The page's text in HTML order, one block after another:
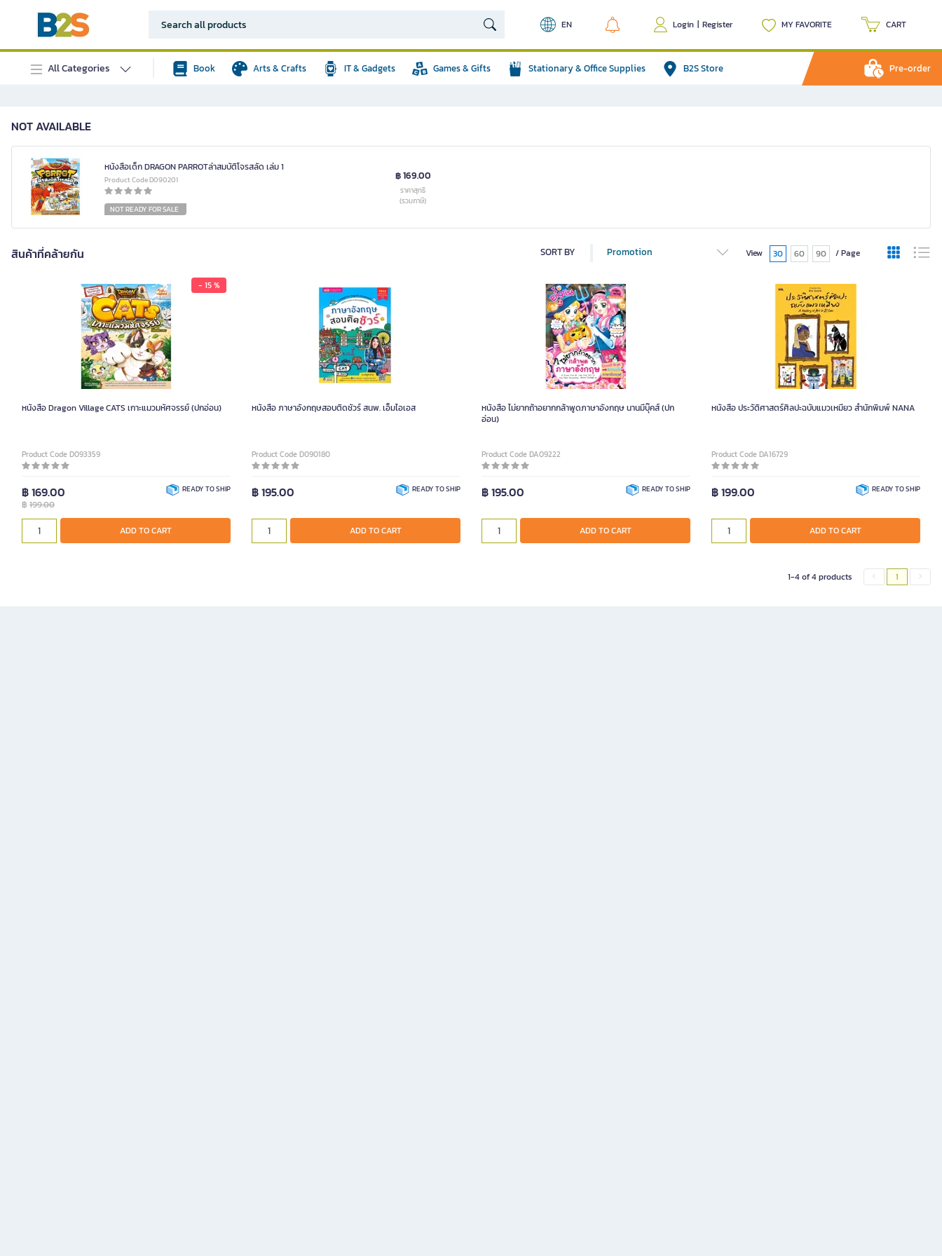
EN Login | Register MY FAVORITE CART
All Categories Book Arts & Crafts IT & Gadgets Games & Gifts Stationary & Office Supplies B2S Store Pre-order
NOT AVAILABLE
หนังสือเด็ก DRAGON PARROTล่าสมบัติโจรสลัด เล่ม 1
Product Code D090201
NOT READY FOR SALE
฿ 169.00
ราคาสุทธิ
(รวมภาษี)
สินค้าที่คล้ายกัน SORT BY Promotion View 30 60 90 / Page
- 15 %
หนังสือ Dragon Village CATS เกาะแมวมหัศจรรย์ (ปกอ่อน)
Product Code D093359
฿ 169.00
฿ 199.00
READY TO SHIP
ADD TO CART
หนังสือ ภาษาอังกฤษสอบติดชัวร์ สนพ. เอ็มไอเอส
Product Code D090180
฿ 195.00 READY TO SHIP
ADD TO CART
หนังสือ ไม่ยากถ้าอยากกล้าพูดภาษาอังกฤษ นานมีบุ๊คส์ (ปก
อ่อน)
Product Code DA09222
฿ 195.00 READY TO SHIP
ADD TO CART
หนังสือ ประวัติศาสตร์ศิลปะฉบับแมวเหมียว สำนักพิมพ์ NANA
Product Code DA16729
฿ 199.00 READY TO SHIP
ADD TO CART
1-4 of 4 products 1